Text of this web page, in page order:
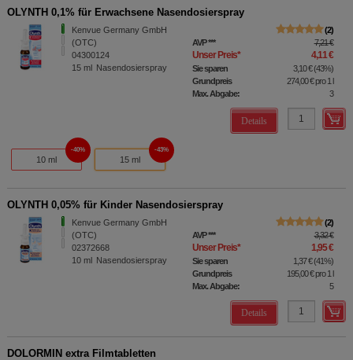
OLYNTH 0,1% für Erwachsene Nasendosierspray
Kenvue Germany GmbH
(OTC)
04300124
15 ml Nasendosierspray
2
AVP*** 7,21 €
Unser Preis* 4,11 €
Sie sparen 3,10 €(43%)
Grundpreis
274,00 €pro 1 l
Max. Abgabe:
3
Details
10 ml
40%
15 ml
43%
OLYNTH 0,05% für Kinder Nasendosierspray
Kenvue Germany GmbH
(OTC)
02372668
10 ml Nasendosierspray
2
AVP*** 3,32 €
Unser Preis* 1,95 €
Sie sparen 1,37 €(41%)
Grundpreis
195,00 €pro 1 l
Max. Abgabe:
5
Details
DOLORMIN extra Filmtabletten